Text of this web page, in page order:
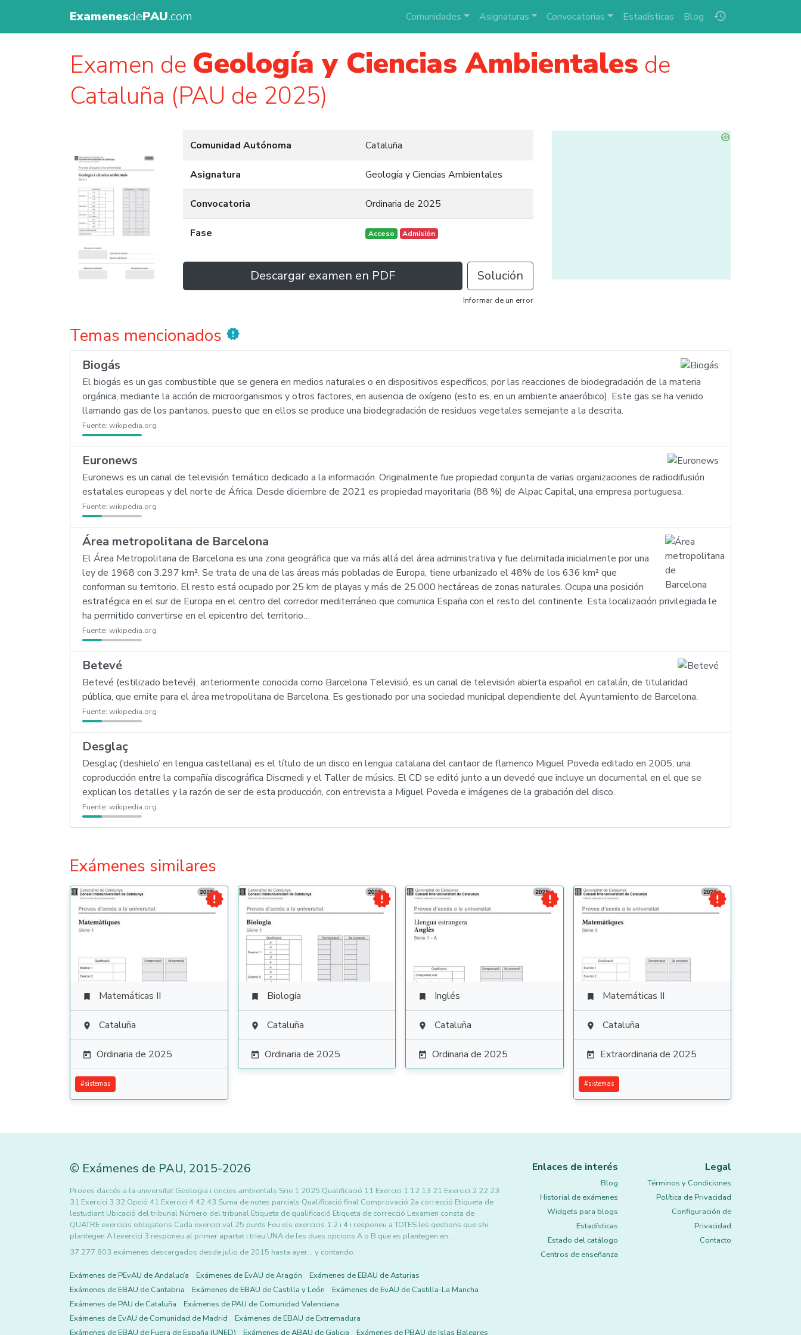
ExamenesdePAU.com history
Comunidades Asignaturas Convocatorias Estadísticas Blog
Examen de Geología y Ciencias Ambientales de
Cataluña (PAU de 2025)
Comunidad Autónoma Cataluña
Asignatura Geología y Ciencias Ambientales
Convocatoria Ordinaria de 2025
Fase Acceso Admisión
Descargar examen en PDF Solución
Informar de un error
Temas mencionados new_releases
Biogás
El biogás es un gas combustible que se genera en medios naturales o en dispositivos específicos, por las reacciones de biodegradación de la materia
orgánica, mediante la acción de microorganismos y otros factores, en ausencia de oxígeno (esto es, en un ambiente anaeróbico). Este gas se ha venido
llamando gas de los pantanos, puesto que en ellos se produce una biodegradación de residuos vegetales semejante a la descrita.
Fuente: wikipedia.org
Euronews
Euronews es un canal de televisión temático dedicado a la información. Originalmente fue propiedad conjunta de varias organizaciones de radiodifusión
estatales europeas y del norte de África. Desde diciembre de 2021 es propiedad mayoritaria (88 %) de Alpac Capital, una empresa portuguesa.
Fuente: wikipedia.org
Área metropolitana de Barcelona
El Área Metropolitana de Barcelona es una zona geográfica que va más allá del área administrativa y fue delimitada inicialmente por una
ley de 1968 con 3.297 km². Se trata de una de las áreas más pobladas de Europa, tiene urbanizado el 48% de los 636 km² que
conforman su territorio. El resto está ocupado por 25 km de playas y más de 25.000 hectáreas de zonas naturales. Ocupa una posición
estratégica en el sur de Europa en el centro del corredor mediterráneo que comunica España con el resto del continente. Esta localización privilegiada le
ha permitido convertirse en el epicentro del territorio…
Fuente: wikipedia.org
Betevé
Betevé (estilizado betevé), anteriormente conocida como Barcelona Televisió, es un canal de televisión abierta español en catalán, de titularidad
pública, que emite para el área metropolitana de Barcelona. Es gestionado por una sociedad municipal dependiente del Ayuntamiento de Barcelona.
Fuente: wikipedia.org
Desglaç
Desglaç (‘deshielo’ en lengua castellana) es el título de un disco en lengua catalana del cantaor de flamenco Miguel Poveda editado en 2005, una
coproducción entre la compañía discográfica Discmedi y el Taller de músics. El CD se editó junto a un devedé que incluye un documental en el que se
explican los detalles y la razón de ser de esta producción, con entrevista a Miguel Poveda e imágenes de la grabación del disco.
Fuente: wikipedia.org
Exámenes similares

 Matemáticas II
 Cataluña
 Ordinaria de 2025
#sistemas

 Biología
 Cataluña
 Ordinaria de 2025

 Inglés
 Cataluña
 Ordinaria de 2025

 Matemáticas II
 Cataluña
 Extraordinaria de 2025
#sistemas
© Exámenes de PAU, 2015-2026
Proves daccés a la universitat Geologia i cincies ambientals Srie 1 2025 Qualificació 11 Exercici 1 12 13 21 Exercici 2 22 23
31 Exercici 3 32 Opció 41 Exercici 4 42 43 Suma de notes parcials Qualificació final Comprovació 2a correcció Etiqueta de
lestudiant Ubicació del tribunal Número del tribunal Etiqueta de qualificació Etiqueta de correcció Lexamen consta de
QUATRE exercicis obligatoris Cada exercici val 25 punts Feu els exercicis 1 2 i 4 i responeu a TOTES les qestions que shi
plantegen A lexercici 3 responeu al primer apartat i trieu UNA de les dues opcions A o B que es plantegen en…
37.277.803 exámenes descargados desde julio de 2015 hasta ayer... y contando.
Exámenes de PEvAU de Andalucía Exámenes de EvAU de Aragón
Exámenes de EBAU de Asturias
Exámenes de EBAU de Cantabria
Exámenes de EBAU de Castilla y León
Exámenes de EvAU de Castilla-La Mancha
Exámenes de PAU de Cataluña
Exámenes de PAU de Comunidad Valenciana
Exámenes de EvAU de Comunidad de Madrid
Exámenes de EBAU de Extremadura
Exámenes de EBAU de Fuera de España (UNED)
Exámenes de ABAU de Galicia Exámenes de PBAU de Islas Baleares
Enlaces de interés
Blog
Historial de exámenes
Widgets para blogs
Estadísticas
Estado del catálogo
Centros de enseñanza
Legal
Términos y Condiciones
Política de Privacidad
Configuración de
Privacidad
Contacto